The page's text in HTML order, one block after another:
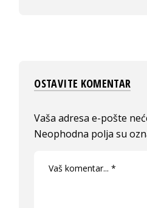
OSTAVITE KOMENTAR
Vaša adresa e-pošte
Neophodna polja su